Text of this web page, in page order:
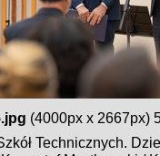
(4000px x 2667px)
Technicznych.